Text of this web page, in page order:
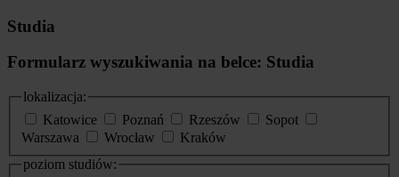
Studia
Formularz wyszukiwania na belce: Studia
lokalizacja:
Katowice
Poznań Rzeszów
Sopot
Warszawa
Wrocław
Kraków
poziom studiów: